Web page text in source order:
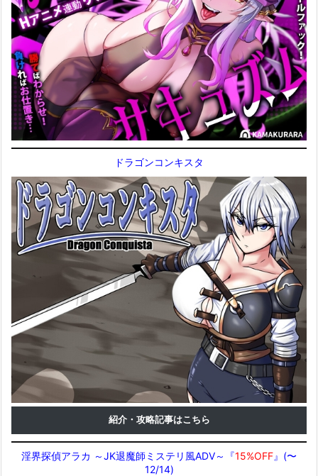
ドラゴンコンキスタ
紹介・攻略記事はこちら
淫界探偵アラカ ～JK退魔師ミステリ風ADV～『15%OFF』(〜
12/14)